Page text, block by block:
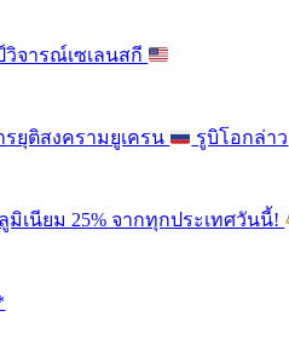
จารณ์เซเลนสกี
ยุติสงครามยูเครน
รูบิโอกล่าว
เนียม 25% จากทุกประเทศวันนี้!